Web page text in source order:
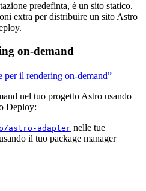
predefinta, è un sito statico.
extra per distribuire un sito Astro
on-demand
per il rendering on-demand”
nel tuo progetto Astro usando
Deploy:
astro-adapter nelle tue
il tuo package manager